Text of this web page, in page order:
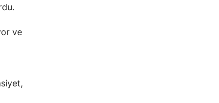
ve